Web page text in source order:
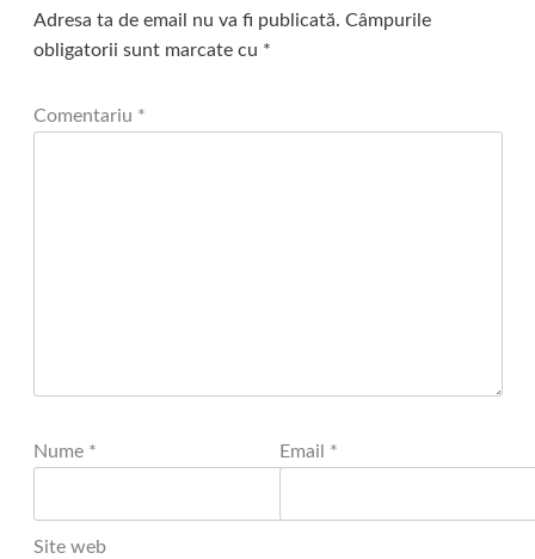
Adresa ta de email nu va fi publicată. Câmpurile
obligatorii sunt marcate cu *
Comentariu *
Nume * Email *
Site web